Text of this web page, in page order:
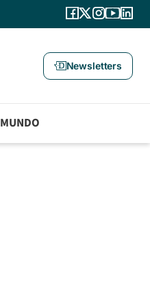
Newsletters
MUNDO